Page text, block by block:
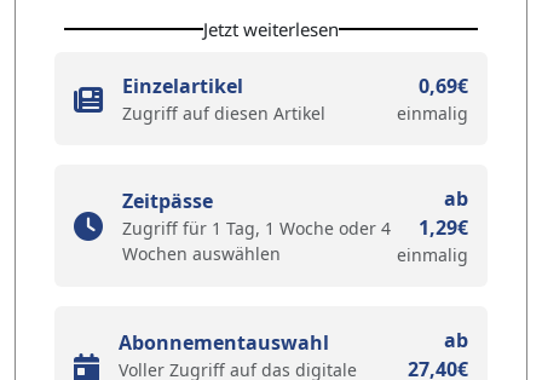
Jetzt weiterlesen
Einzelartikel
Zugriff auf diesen Artikel
0,69€
einmalig
Zeitpässe
Zugriff für 1 Tag, 1 Woche oder 4
Wochen auswählen
ab
1,29€
einmalig
Abonnementauswahl
Voller Zugriff auf das digitale
ab
27,40€